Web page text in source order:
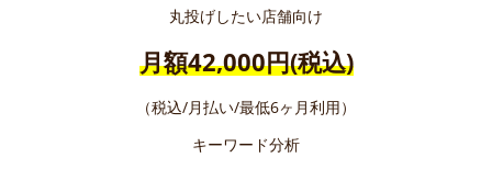
丸投げしたい店舗向け
月額42,000円(税込)
（税込/月払い/最低6ヶ月利用）
キーワード分析